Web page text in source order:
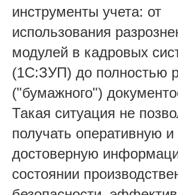
инструменты учета: от
использования
модулей в кадровых
(1С:ЗУП) до полностью
("бумажного")
Такая ситуация не
получать оперативную и
достоверную
состоянии